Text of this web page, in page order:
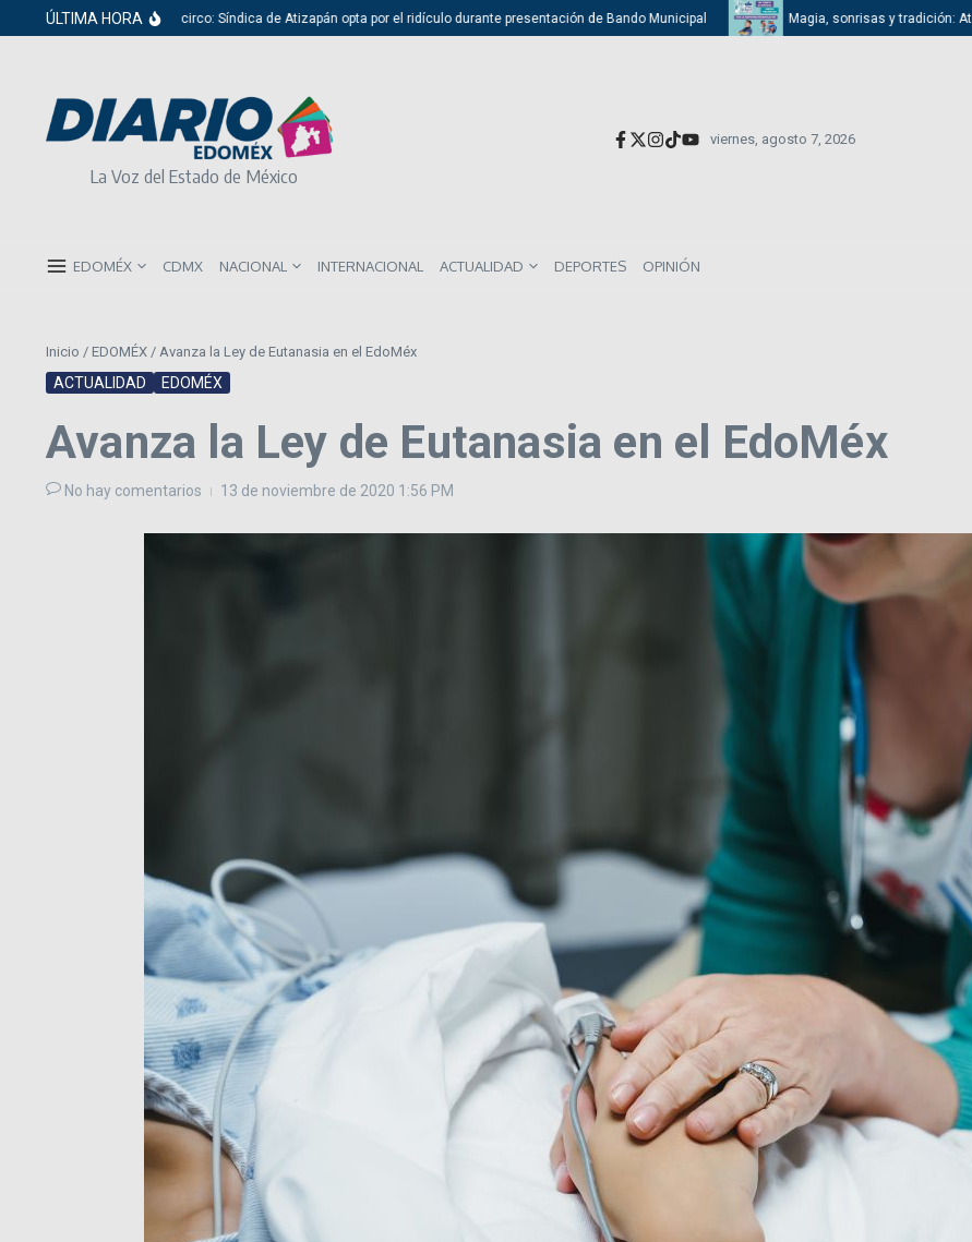
Saltar al contenido
ÚLTIMA HORA
Del cabildo al circo: Síndica de Atizapán opta por el ridículo durante presentación de Bando Municipal Magia, sonrisas y tradición: Atizapán
La Voz del Estado de México
viernes, agosto 7, 2026
EDOMÉX CDMX NACIONAL INTERNACIONAL ACTUALIDAD DEPORTES OPINIÓN
Inicio / EDOMÉX / Avanza la Ley de Eutanasia en el EdoMéx
ACTUALIDAD EDOMÉX
Avanza la Ley de Eutanasia en el EdoMéx
No hay comentarios 13 de noviembre de 2020 1:56 PM